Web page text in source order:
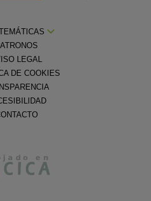
LEGAL
DE COOKIES